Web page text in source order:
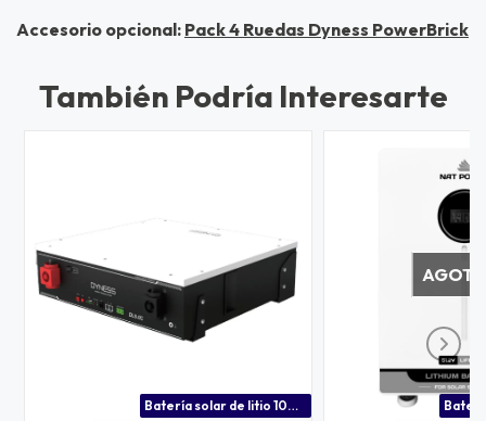
Accesorio opcional: Pack 4 Ruedas Dyness PowerBrick
También Podría Interesarte
Batería solar de litio 100ah para inversores victron energy, growatt, voltronic, solis y +